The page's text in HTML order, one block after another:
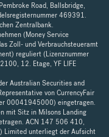
Road, Ballsbridge,
469391.
Zentralbank.
(Money Service
Zoll- und Verbrauchsteueramt
reguliert (Lizenznummer
12. Etage, YF LIFE
Australian Securities and
von CurrencyFair
00041945000) eingetragen.
mit Sitz in Milsons Landing
ACN 147 506 410,
Limited unterliegt der Aufsicht